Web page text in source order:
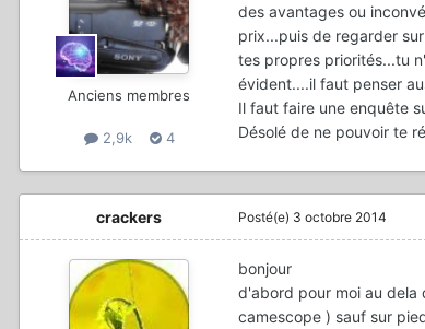
Anciens membres
2,9k 4
des avantages ou
prix...puis de regarder
tes propres priorités...tu
évident....il faut penser
Il faut faire une enquête
Désolé de ne pouvoir te
crackers Posté(e) 3 octobre 2014
bonjour
d'abord pour moi au dela
camescope ) sauf sur